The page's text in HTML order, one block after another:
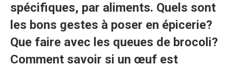
spécifiques, par aliments. Quels sont
les bons gestes à poser en épicerie?
Que faire avec les queues de brocoli?
Comment savoir si un œuf est